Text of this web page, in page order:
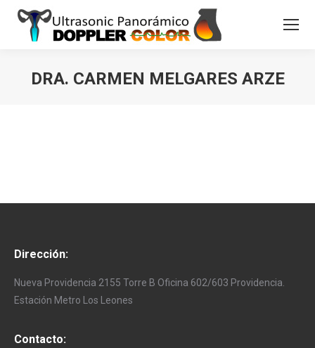
DRA. CARMEN MELGARES ARZE
Dirección:
Nueva Providencia 2155 Torre B Oficina 602/603 Providencia.
Estación Metro Los Leones
Contacto: